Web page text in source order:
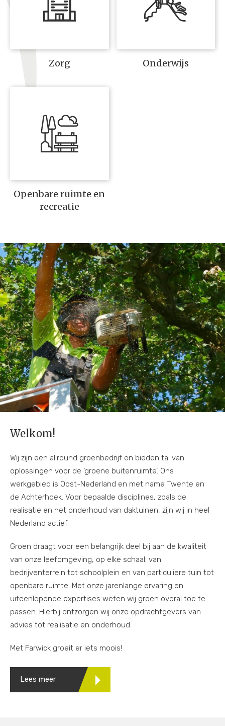
Zorg Onderwijs
Openbare ruimte en
recreatie
Welkom!
Wij zijn een allround groenbedrijf en bieden tal van
oplossingen voor de ‘groene buitenruimte’. Ons
werkgebied is Oost-Nederland en met name Twente en
de Achterhoek. Voor bepaalde disciplines, zoals de
realisatie en het onderhoud van daktuinen, zijn wij in heel
Nederland actief.
Groen draagt voor een belangrijk deel bij aan de kwaliteit
van onze leefomgeving, op elke schaal; van
bedrijventerrein tot schoolplein en van particuliere tuin tot
openbare ruimte. Met onze jarenlange ervaring en
uiteenlopende expertises weten wij groen overal toe te
passen. Hierbij ontzorgen wij onze opdrachtgevers van
advies tot realisatie en onderhoud.
Met Farwick groeit er iets moois!
Lees meer